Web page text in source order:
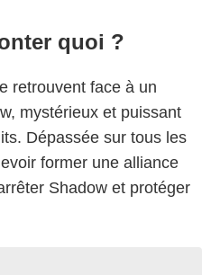
quoi ?
retrouvent face à un
mystérieux et puissant
Dépassée sur tous les
former une alliance
Shadow et protéger